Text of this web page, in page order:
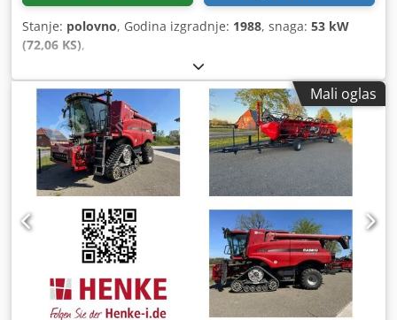
Stanje: polovno, Godina izgradnje: 1988, snaga: 53 kW
(72,06 KS),
Mali oglas